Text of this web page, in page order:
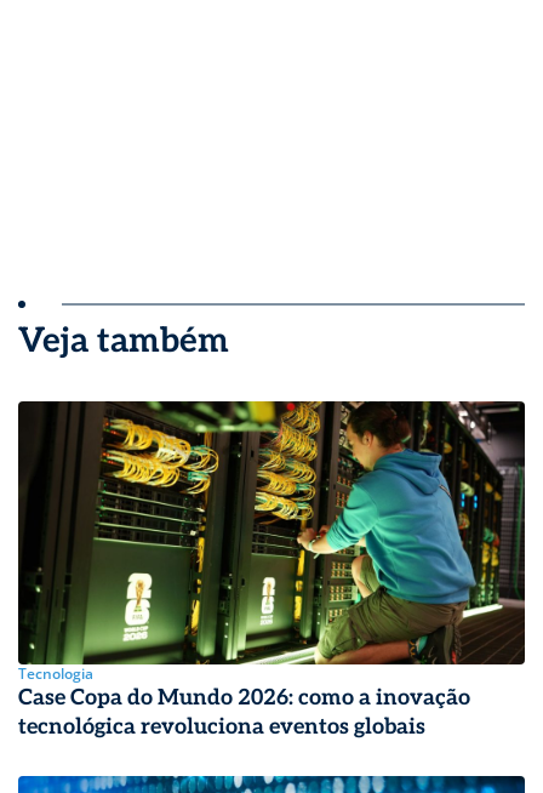
Veja também
Tecnologia
Case Copa do Mundo 2026: como a inovação
tecnológica revoluciona eventos globais